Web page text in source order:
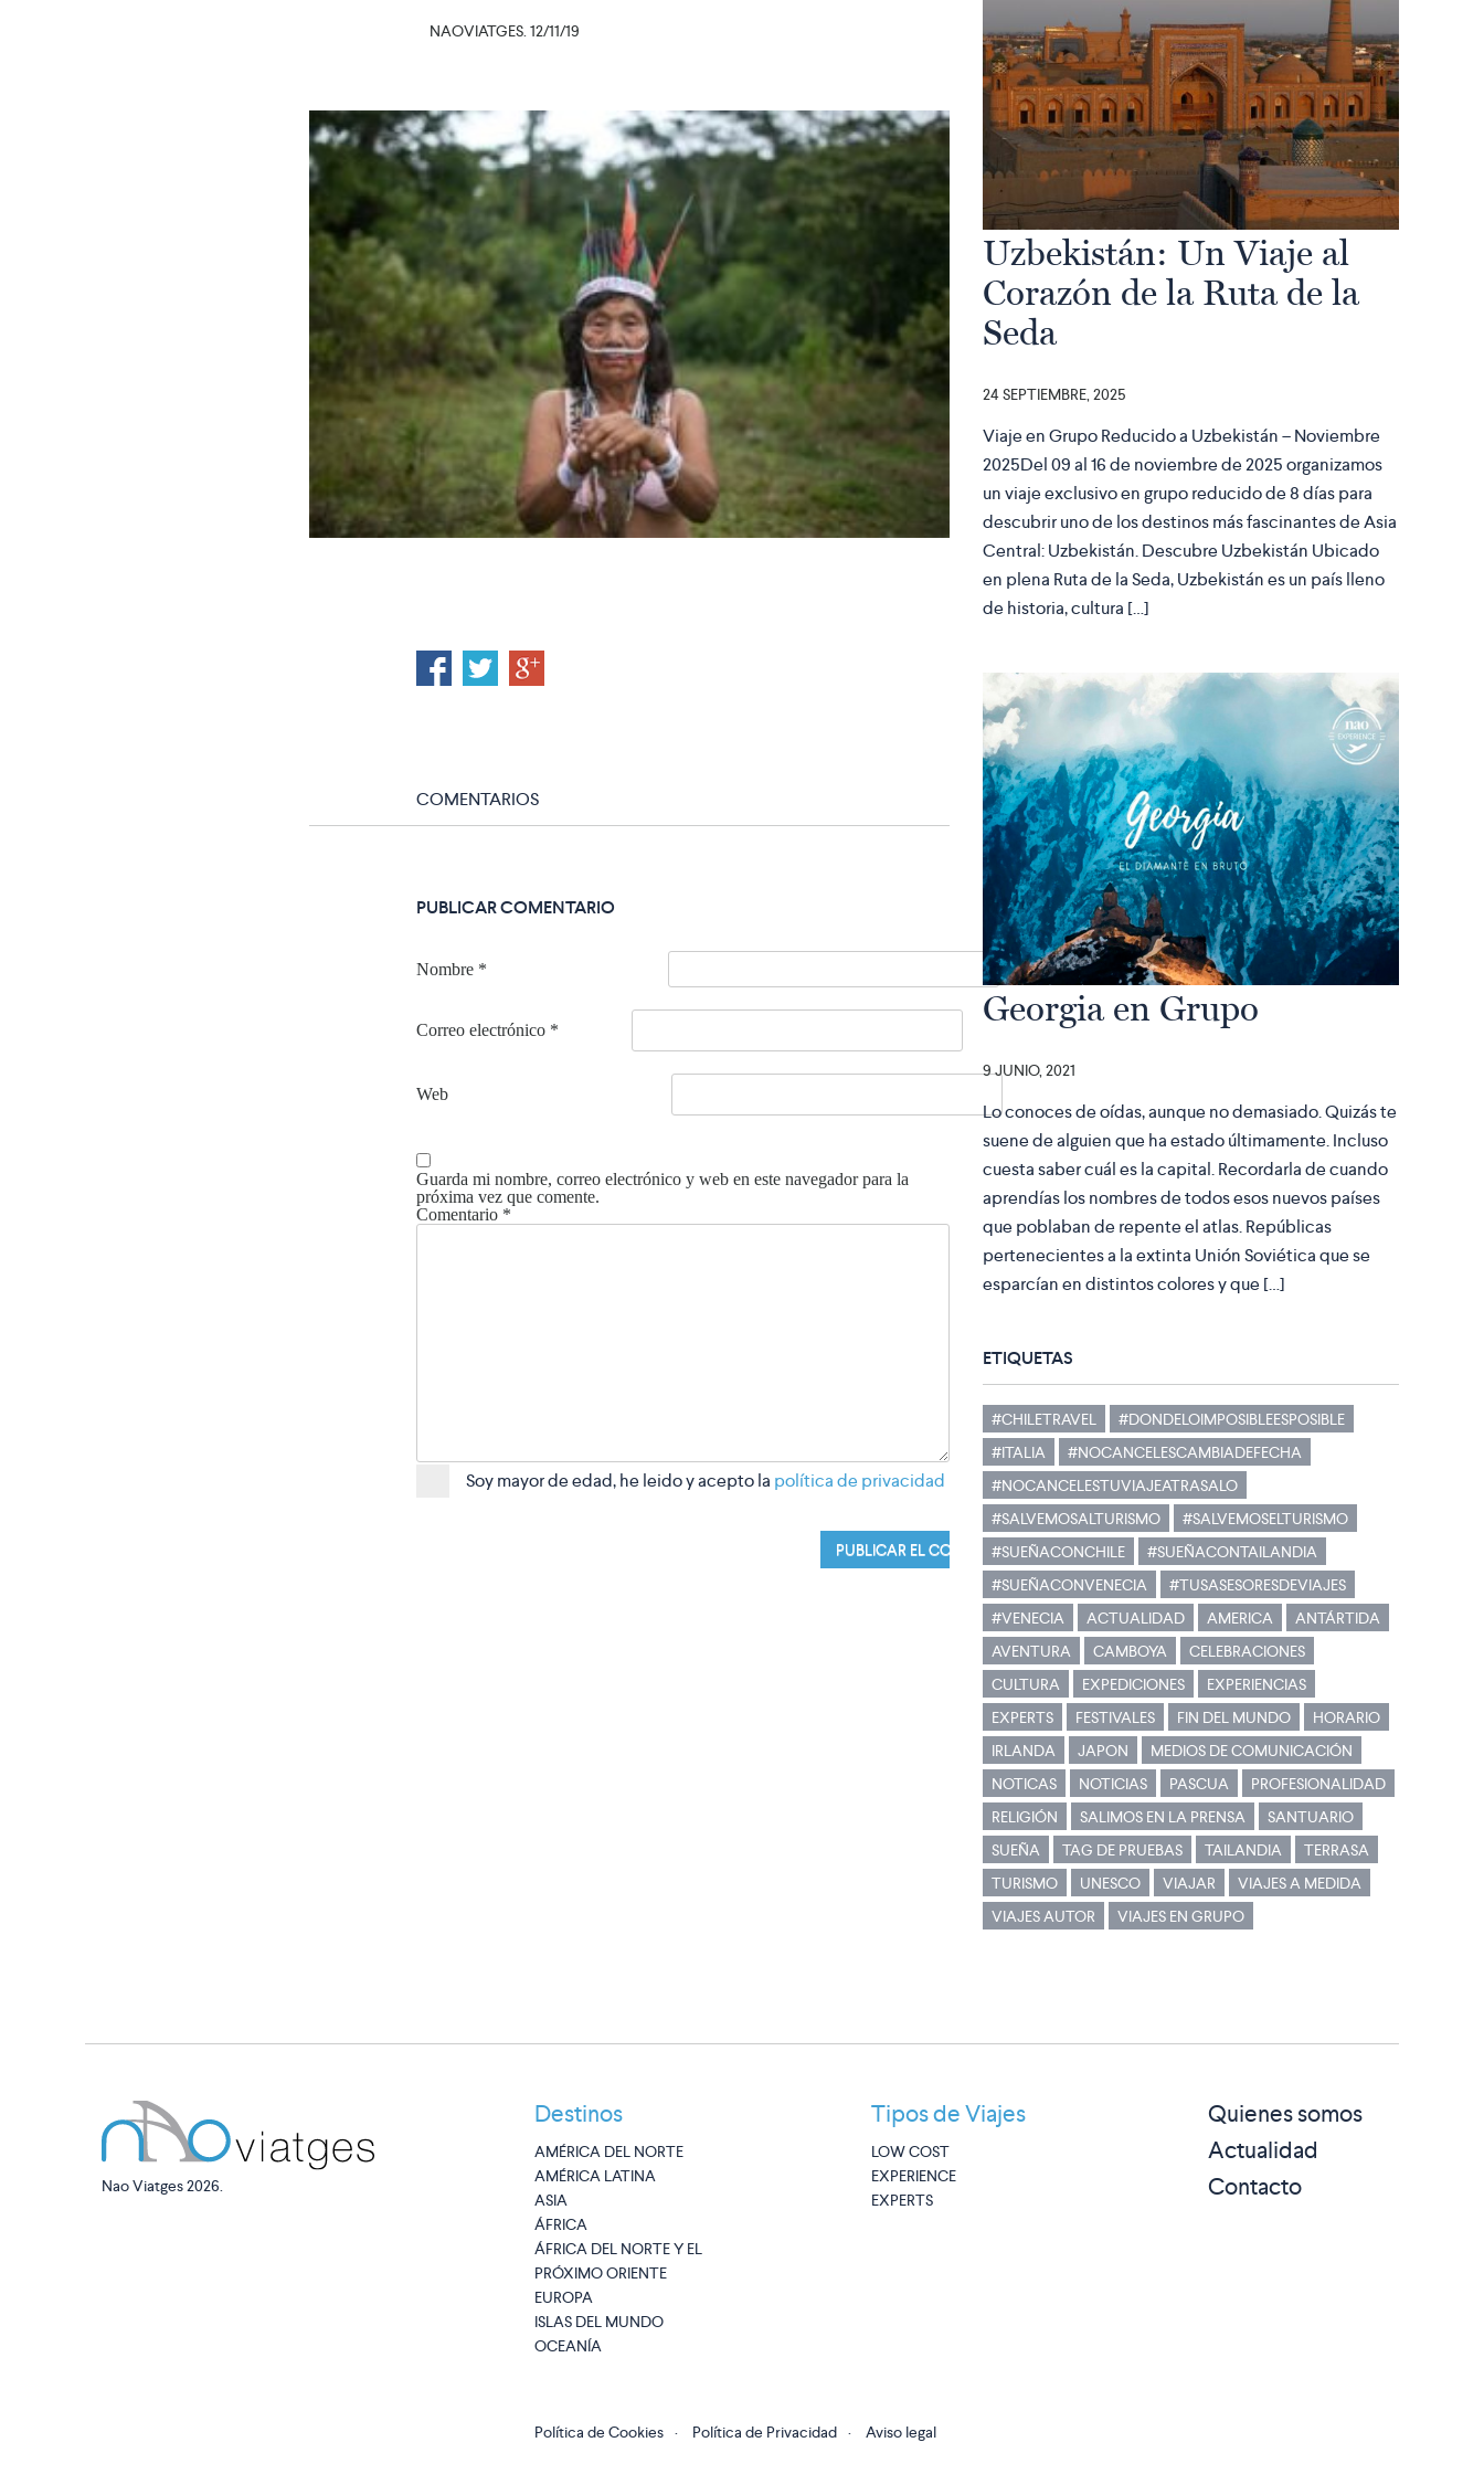
NAOVIATGES. 12/11/19
COMENTARIOS
PUBLICAR COMENTARIO
Nombre *
Correo electrónico *
Web
Guarda mi nombre, correo electrónico y web en este navegador para la
próxima vez que comente.
Comentario *
Soy mayor de edad, he leido y acepto la política de privacidad
Uzbekistán: Un Viaje al
Corazón de la Ruta de la
Seda
24 SEPTIEMBRE, 2025
Viaje en Grupo Reducido a Uzbekistán – Noviembre
2025Del 09 al 16 de noviembre de 2025 organizamos
un viaje exclusivo en grupo reducido de 8 días para
descubrir uno de los destinos más fascinantes de Asia
Central: Uzbekistán. Descubre Uzbekistán Ubicado
en plena Ruta de la Seda, Uzbekistán es un país lleno
de historia, cultura […]
Georgia en Grupo
9 JUNIO, 2021
Lo conoces de oídas, aunque no demasiado. Quizás te
suene de alguien que ha estado últimamente. Incluso
cuesta saber cuál es la capital. Recordarla de cuando
aprendías los nombres de todos esos nuevos países
que poblaban de repente el atlas. Repúblicas
pertenecientes a la extinta Unión Soviética que se
esparcían en distintos colores y que […]
ETIQUETAS
#CHILETRAVEL
#DONDELOIMPOSIBLEESPOSIBLE
#ITALIA
#NOCANCELESCAMBIADEFECHA
#NOCANCELESTUVIAJEATRASALO
#SALVEMOSALTURISMO
#SALVEMOSELTURISMO
#SUEÑACONCHILE
#SUEÑACONTAILANDIA
#SUEÑACONVENECIA
#TUSASESORESDEVIAJES
#VENECIA
ACTUALIDAD AMERICA
ANTÁRTIDA
AVENTURA
CAMBOYA
CELEBRACIONES
CULTURA
EXPEDICIONES
EXPERIENCIAS
EXPERTS
FESTIVALES FIN DEL MUNDO
HORARIO
IRLANDA
JAPON
MEDIOS DE COMUNICACIÓN
NOTICAS
NOTICIAS PASCUA
PROFESIONALIDAD
RELIGIÓN
SALIMOS EN LA PRENSA
SANTUARIO
SUEÑA
TAG DE PRUEBAS TAILANDIA
TERRASA
TURISMO
UNESCO VIAJAR
VIAJES A MEDIDA
VIAJES AUTOR
VIAJES EN GRUPO
Nao Viatges 2026.
Destinos
AMÉRICA DEL NORTE
AMÉRICA LATINA
ASIA
ÁFRICA
ÁFRICA DEL NORTE Y EL
PRÓXIMO ORIENTE
EUROPA
ISLAS DEL MUNDO
OCEANÍA
Tipos de Viajes
LOW COST
EXPERIENCE
EXPERTS
Quienes somos
Actualidad
Contacto
Política de Cookies · Política de Privacidad · Aviso legal